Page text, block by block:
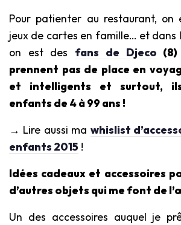
Pour patienter au restaurant,
jeux de cartes en famille… et dans
on est des fans de Djeco
prennent pas de place en
et intelligents et surtout,
enfants de 4 à 99 ans !
→ Lire aussi ma whislist
enfants 2015 !
Idées cadeaux et accessoires
d’autres objets qui me font de
Un des accessoires auquel je